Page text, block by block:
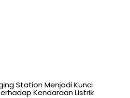
Station Menjadi Kunci
Kendaraan Listrik